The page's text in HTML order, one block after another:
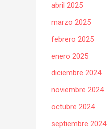
abril 2025
marzo 2025
febrero 2025
enero 2025
diciembre 2024
noviembre 2024
octubre 2024
septiembre 2024